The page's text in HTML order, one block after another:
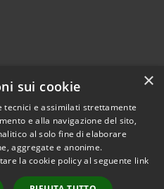
Copyright © 2026 • Comune di
Cassina de' Pecchi • Powered
byMunicipium Accesso
×
sui cookie
tecnici e assimilati strettamente
e alla navigazione del sito,
al solo fine di elaborare
aggregate e anonime.
la cookie policy al seguente link